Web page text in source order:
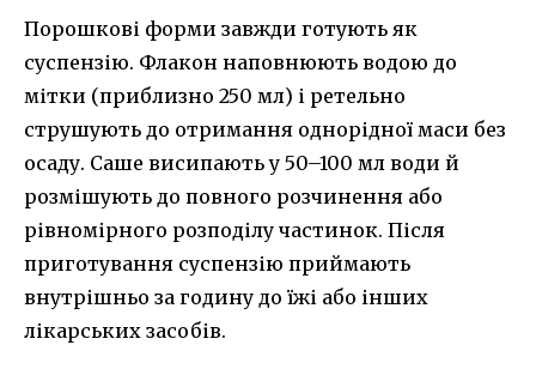
Порошкові форми завжди готують як
суспензію. Флакон наповнюють водою до
мітки (приблизно 250 мл) і ретельно
струшують до отримання однорідної маси без
осаду. Саше висипають у 50–100 мл води й
розмішують до повного розчинення або
рівномірного розподілу частинок. Після
приготування суспензію приймають
внутрішньо за годину до їжі або інших
лікарських засобів.